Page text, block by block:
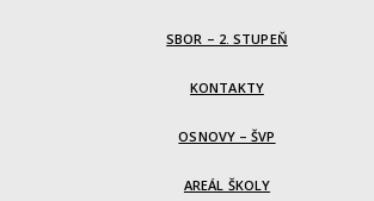
SBOR – 2. STUPEŇ
KONTAKTY
OSNOVY – ŠVP
AREÁL ŠKOLY